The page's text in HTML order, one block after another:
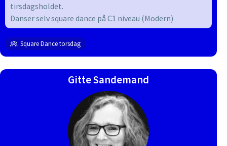
tirsdagsholdet.
Danser selv square dance på C1 niveau (Modern)
Square Dance torsdag
Gitte Sandemand